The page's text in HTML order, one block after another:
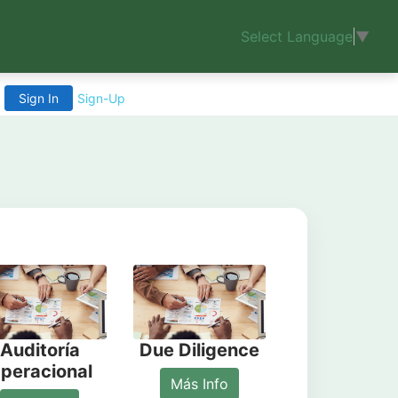
Sign In Sign-Up
Select Language ▼
Auditoría
Due Diligence
Más Info